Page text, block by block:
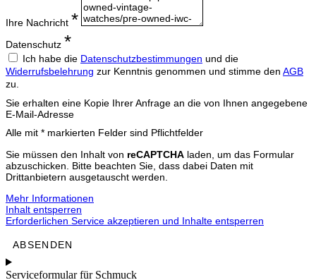
Ihre Nachricht
Datenschutz
Ich habe die Datenschutzbestimmungen und die
Widerrufsbelehrung zur Kenntnis genommen und stimme den AGB
zu.
Sie erhalten eine Kopie Ihrer Anfrage an die von Ihnen angegebene
E-Mail-Adresse
Alle mit * markierten Felder sind Pflichtfelder
Sie müssen den Inhalt von reCAPTCHA laden, um das Formular
abzuschicken. Bitte beachten Sie, dass dabei Daten mit
Drittanbietern ausgetauscht werden.
Mehr Informationen
Inhalt entsperren
Erforderlichen Service akzeptieren und Inhalte entsperren
ABSENDEN
Serviceformular für Schmuck